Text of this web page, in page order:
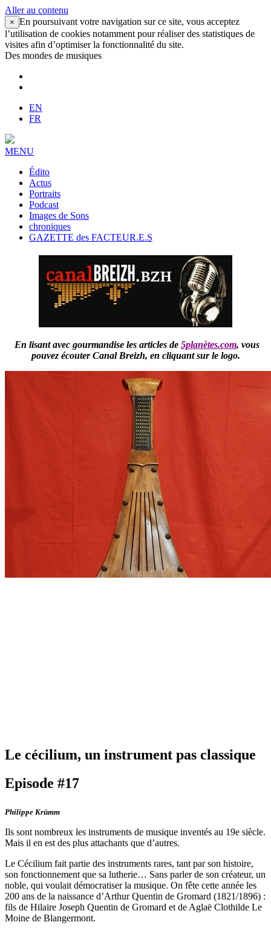
Aller au contenu
× En poursuivant votre navigation sur ce site, vous acceptez
l’utilisation de cookies notamment pour réaliser des statistiques de
visites afin d’optimiser la fonctionnalité du site.
Des mondes de musiques
EN
FR
MENU
Édito
Actus
Portraits
Podcast
Images de Sons
chroniques
GAZETTE des FACTEUR.E.S
En lisant avec gourmandise les articles de 5planètes.com, vous
pouvez écouter Canal Breizh, en cliquant sur le logo.
Le cécilium, un instrument pas classique
Episode #17
Philippe Krümm
Ils sont nombreux les instruments de musique inventés au 19e siècle.
Mais il en est des plus attachants que d’autres.
Le Cécilium fait partie des instruments rares, tant par son histoire,
son fonctionnement que sa lutherie… Sans parler de son créateur, un
noble, qui voulait démocratiser la musique. On fête cette année les
200 ans de la naissance d’Arthur Quentin de Gromard (1821/1896) :
fils de Hilaire Joseph Quentin de Gromard et de Aglaë Clothilde Le
Moine de Blangermont.